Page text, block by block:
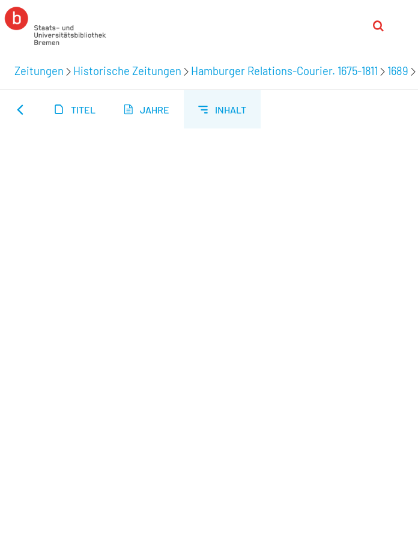
Zeitungen Historische Zeitungen Hamburger Relations-Courier. 1675-1811 1689
TITEL JAHRE INHALT